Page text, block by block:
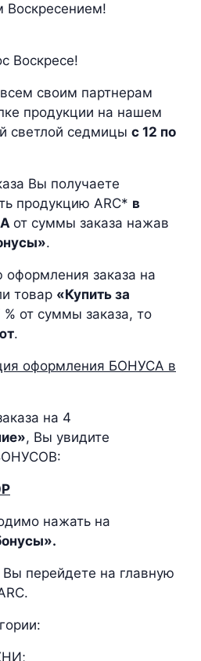
своим партнерам
продукции на нашем
светлой седмицы с 12 по
Вы получаете
продукцию ARC* в
от суммы заказа нажав
.
заказа на
товар «Купить за
от суммы заказа, то
.
оформления БОНУСА в
на 4
, Вы увидите
нажать на
перейдете на главную